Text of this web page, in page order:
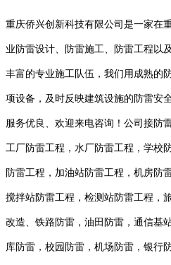
重庆侨兴创新科技有限公司是一家在
业防雷设计、防雷施工、防雷工程以
丰富的专业施工队伍，我们用成熟的
项设备，及时反映建筑设施的防雷安
服务优良、欢迎来电咨询！公司接防
工厂防雷工程，水厂防雷工程，学校
防雷工程，加油站防雷工程，机房防
搅拌站防雷工程，检测站防雷工程，
改造、铁路防雷，油田防雷，通信基
库防雷，校园防雷，机场防雷，银行